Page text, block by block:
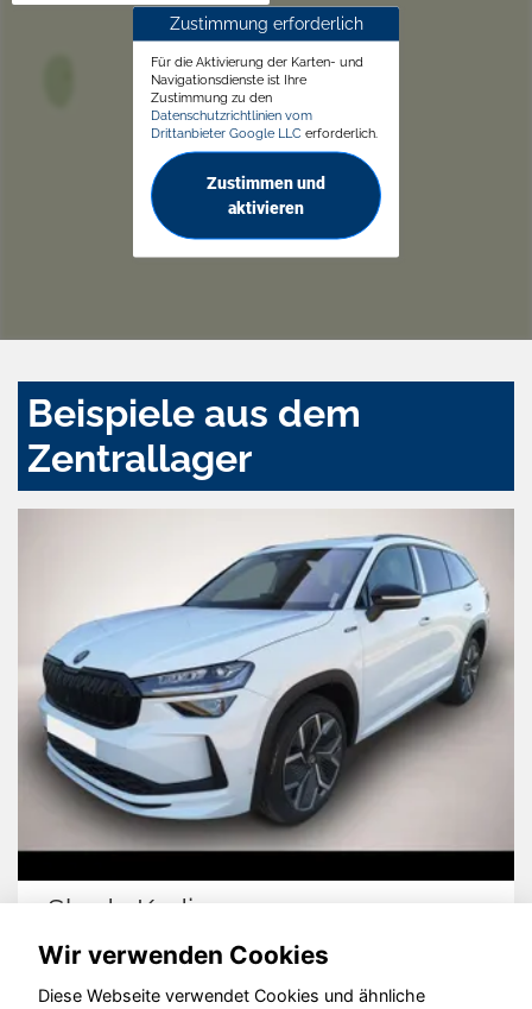
Zustimmung erforderlich
Für die Aktivierung der Karten- und
Navigationsdienste ist Ihre
Zustimmung zu den
Datenschutzrichtlinien vom
Drittanbieter Google LLC erforderlich.
Zustimmen und
aktivieren
Beispiele aus dem
Zentrallager
Skoda Kodiaq
Wir verwenden Cookies
Diese Webseite verwendet Cookies und ähnliche